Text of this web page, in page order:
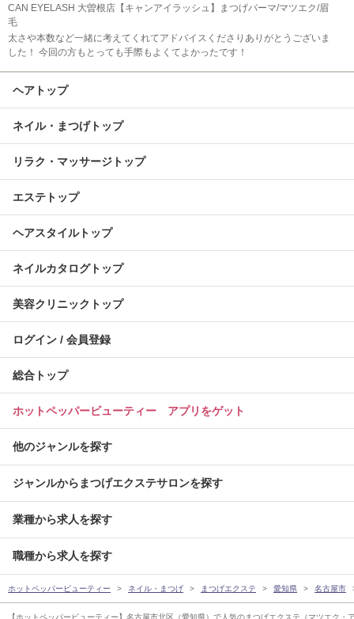
CAN EYELASH 大曽根店【キャンアイラッシュ】まつげパーマ/マツエク/眉
毛
太さや本数など一緒に考えてくれてアドバイスくださりありがとうございま
した！ 今回の方もとっても手際もよくてよかったです！
ヘアトップ
ネイル・まつげトップ
リラク・マッサージトップ
エステトップ
ヘアスタイルトップ
ネイルカタログトップ
美容クリニックトップ
ログイン / 会員登録
総合トップ
ホットペッパービューティー アプリをゲット
他のジャンルを探す
ジャンルからまつげエクステサロンを探す
業種から求人を探す
職種から求人を探す
ホットペッパービューティー ネイル・まつげ まつげエクステ 愛知県 名古屋市
【ホットペッパービューティー】名古屋市北区（愛知県）で人気のまつげエクステ（マツエク